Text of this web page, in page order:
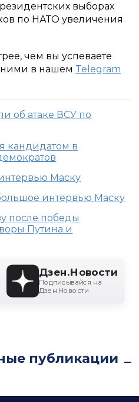
выборах
по НАТО увеличения
чем вы успеваете
ними в нашем Telegram
об атаке ВСУ по
кандидатом в
Маску
интервью Маску
после победы
Путина и
Дзен.Новости
Подписывайся на
Дзен.Новости
публикации